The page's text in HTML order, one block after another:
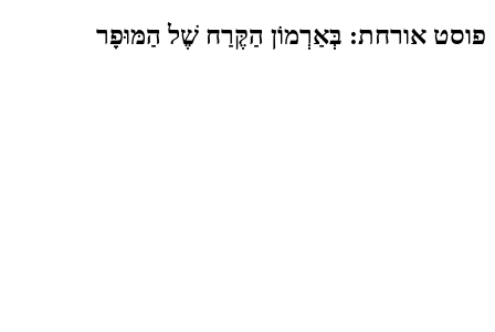
פוסט אורחת: בְּאַרְמוֹן הַקֶּרַח שֶׁל הַמּוּפָר